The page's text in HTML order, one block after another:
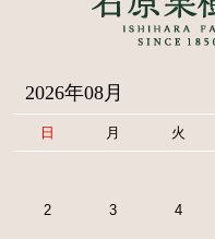
2026年08月
日 月 火
2 3 4